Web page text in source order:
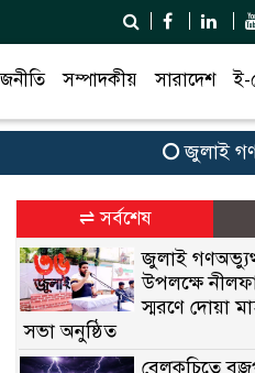
সম্পাদকীয় সারাদেশ ই-
জুলাই
⇌ সর্বশেষ
জুলাই
উপলক্ষে
স্মরণে দোয়া
সভা অনুষ্ঠিত
বেলকুচিতে